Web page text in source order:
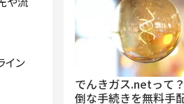
イン
でんきガス.netって
倒な手続きを無料手